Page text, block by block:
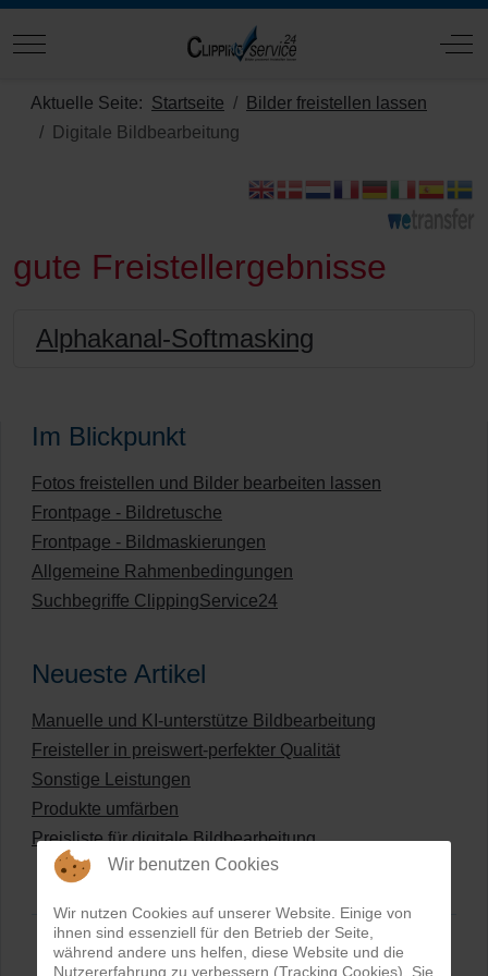
Mobile Menu Toggle Off-
Aktuelle Seite: Startseite
Bilder freistellen lassen
Digitale Bildbearbeitung
gute Freistellergebnisse
Alphakanal-Softmasking
Im Blickpunkt
Fotos freistellen und Bilder bearbeiten lassen
Frontpage - Bildretusche
Frontpage - Bildmaskierungen
Allgemeine Rahmenbedingungen
Suchbegriffe ClippingService24
Neueste Artikel
Manuelle und KI-unterstütze Bildbearbeitung
Freisteller in preiswert-perfekter Qualität
Sonstige Leistungen
Produkte umfärben
Preisliste für digitale Bildbearbeitung
Wir benutzen Cookies
Wir nutzen Cookies auf unserer Website. Einige von
ihnen sind essenziell für den Betrieb der Seite,
während andere uns helfen, diese Website und die
Nutzererfahrung zu verbessern (Tracking Cookies). Sie